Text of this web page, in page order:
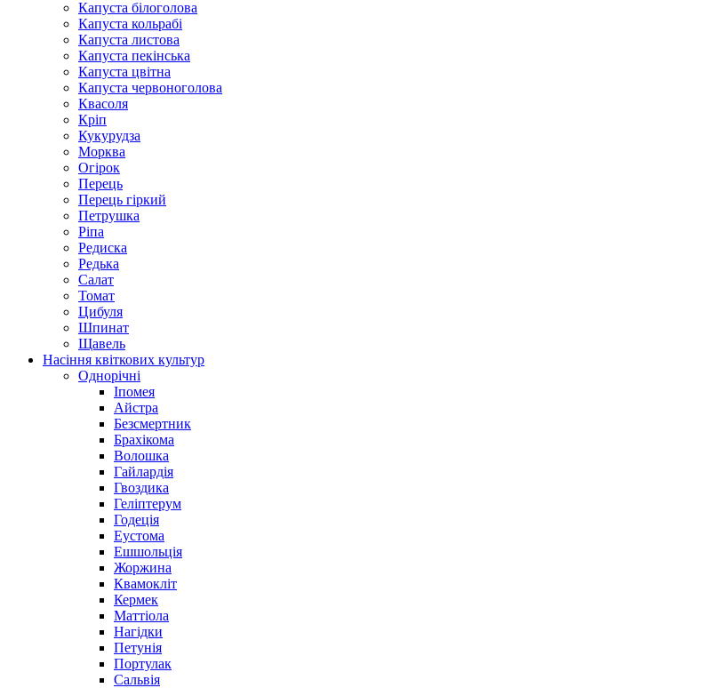
Капуста білоголова
Капуста кольрабі
Капуста листова
Капуста пекінська
Капуста цвітна
Капуста червоноголова
Квасоля
Кріп
Кукурудза
Морква
Огірок
Перець
Перець гіркий
Петрушка
Ріпа
Редиска
Редька
Салат
Томат
Цибуля
Шпинат
Щавель
Насіння квіткових культур
Однорічні
Іпомея
Айстра
Безсмертник
Брахікома
Волошка
Гайлардія
Гвоздика
Геліптерум
Годеція
Еустома
Ешшольція
Жоржина
Квамокліт
Кермек
Маттіола
Нагідки
Петунія
Портулак
Сальвія